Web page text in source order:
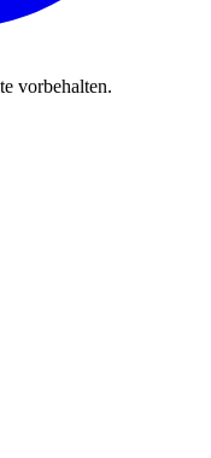
vorbehalten.